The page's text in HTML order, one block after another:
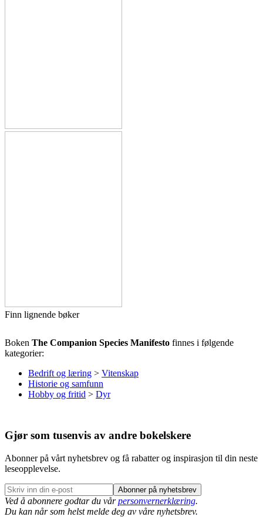
Finn lignende bøker
Boken The Companion Species Manifesto finnes i følgende
kategorier:
Bedrift og læring > Vitenskap
Historie og samfunn
Hobby og fritid > Dyr
Gjør som tusenvis av andre bokelskere
Abonner på vårt nyhetsbrev og få rabatter og inspirasjon til din neste
leseopplevelse.
Abonner på nyhetsbrev
Ved å abonnere godtar du vårpersonvernerklæring.
Du kan når som helst melde deg av våre nyhetsbrev.